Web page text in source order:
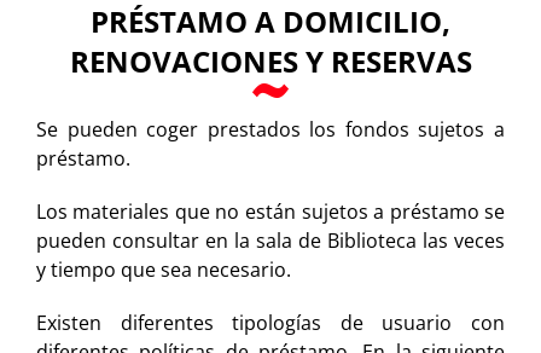
PRÉSTAMO A DOMICILIO,
RENOVACIONES Y RESERVAS
Se pueden coger prestados los fondos sujetos a
préstamo.
Los materiales que no están sujetos a préstamo se
pueden consultar en la sala de Biblioteca las veces
y tiempo que sea necesario.
Existen diferentes tipologías de usuario con